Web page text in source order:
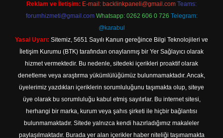
Reklam ve İletişim: E-mail: backlinkpaneli@gmail.com Teams:
forumhizmeti@gmail.com Whatsapp: 0262 606 0 726 Telegram:
@karabul
Yasal Uyarı: Sitemiz, 5651 Sayılı Kanun gereğince Bilgi Teknolojileri ve
İletişim Kurumu (BTK) tarafından onaylanmış bir Yer Sağlayıcı olarak
hizmet vermektedir. Bu nedenle, sitedeki içerikleri proaktif olarak
denetleme veya araştırma yükümlülüğümüz bulunmamaktadır. Ancak,
üyelerimiz yazdıkları içeriklerin sorumluluğunu taşımakta olup, siteye
üye olarak bu sorumluluğu kabul etmiş sayılırlar. Bu internet sitesi,
herhangi bir marka, kurum veya şahıs şirketi ile hiçbir bağlantısı
bulunmamaktadır. Sitede yalnızca kendi hazırladığımız makaleler
paylaşılmaktadır. Burada yer alan içerikler haber niteliği taşımamakta